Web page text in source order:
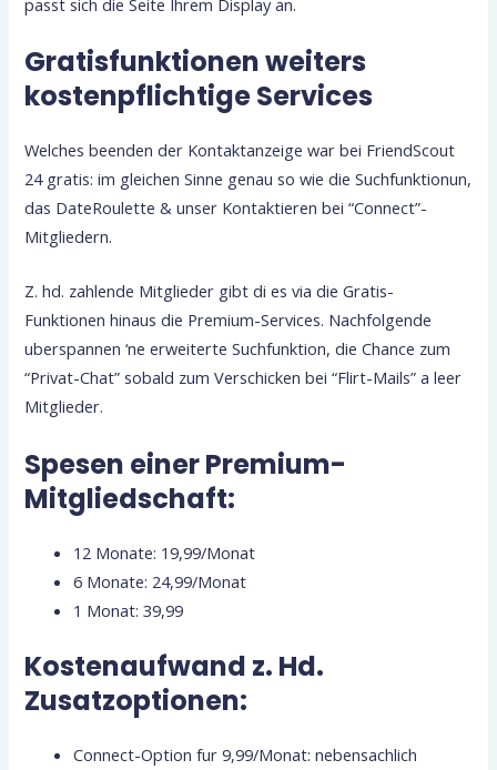
Gratisfunktionen weiters
kostenpflichtige Services
Welches beenden der Kontaktanzeige war bei FriendScout
24 gratis: im gleichen Sinne genau so wie die Suchfunktionun,
das DateRoulette & unser Kontaktieren bei “Connect”-
Mitgliedern.
Z. hd. zahlende Mitglieder gibt di es via die Gratis-
Funktionen hinaus die Premium-Services. Nachfolgende
uberspannen ‘ne erweiterte Suchfunktion, die Chance zum
“Privat-Chat” sobald zum Verschicken bei “Flirt-Mails” a leer
Mitglieder.
Spesen einer Premium-
Mitgliedschaft:
12 Monate: 19,99/Monat
6 Monate: 24,99/Monat
1 Monat: 39,99
Kostenaufwand z. Hd.
Zusatzoptionen:
Connect-Option fur 9,99/Monat: nebensachlich